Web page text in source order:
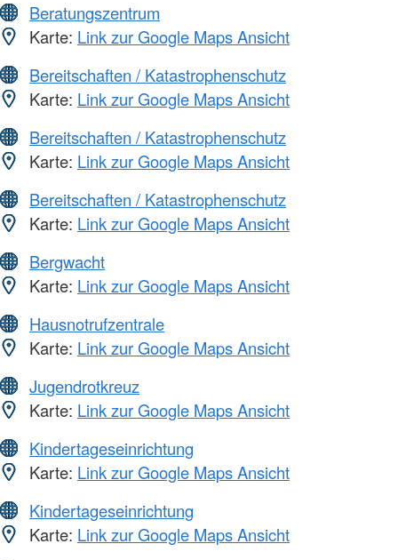
Beratungszentrum
Karte: Link zur Google Maps Ansicht
Bereitschaften / Katastrophenschutz
Karte: Link zur Google Maps Ansicht
Bereitschaften / Katastrophenschutz
Karte: Link zur Google Maps Ansicht
Bereitschaften / Katastrophenschutz
Karte: Link zur Google Maps Ansicht
Bergwacht
Karte: Link zur Google Maps Ansicht
Hausnotrufzentrale
Karte: Link zur Google Maps Ansicht
Jugendrotkreuz
Karte: Link zur Google Maps Ansicht
Kindertageseinrichtung
Karte: Link zur Google Maps Ansicht
Kindertageseinrichtung
Karte: Link zur Google Maps Ansicht